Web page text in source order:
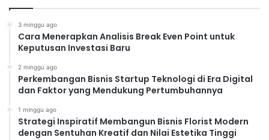
3 minggu ago
Cara Menerapkan Analisis Break Even Point untuk
Keputusan Investasi Baru
2 minggu ago
Perkembangan Bisnis Startup Teknologi di Era Digital
dan Faktor yang Mendukung Pertumbuhannya
1 minggu ago
Strategi Inspiratif Membangun Bisnis Florist Modern
dengan Sentuhan Kreatif dan Nilai Estetika Tinggi